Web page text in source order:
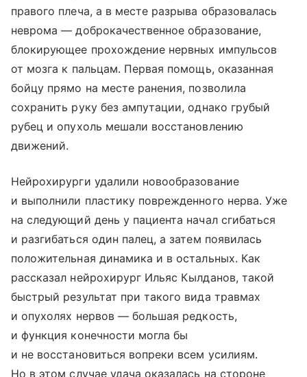
правого плеча, а в месте разрыва образовалась
неврома — доброкачественное образование,
блокирующее прохождение нервных импульсов
от мозга к пальцам. Первая помощь, оказанная
бойцу прямо на месте ранения, позволила
сохранить руку без ампутации, однако грубый
рубец и опухоль мешали восстановлению
движений.
Нейрохирурги удалили новообразование
и выполнили пластику поврежденного нерва. Уже
на следующий день у пациента начал сгибаться
и разгибаться один палец, а затем появилась
положительная динамика и в остальных. Как
рассказал нейрохирург Ильяс Кылданов, такой
быстрый результат при такого вида травмах
и опухолях нервов — большая редкость,
и функция конечности могла бы
и не восстановиться вопреки всем усилиям.
Но в этом случае удача оказалась на стороне